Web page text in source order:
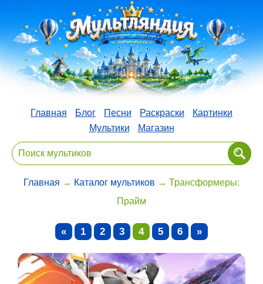
Главная Блог Песни Раскраски
Картинки
Мультики
Магазин
Главная → Каталог мультиков → Трансформеры:
Прайм
« 1 2 3 4 5 6 »